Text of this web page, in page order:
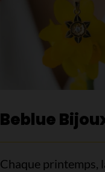
Beblue
Chaque printemps,